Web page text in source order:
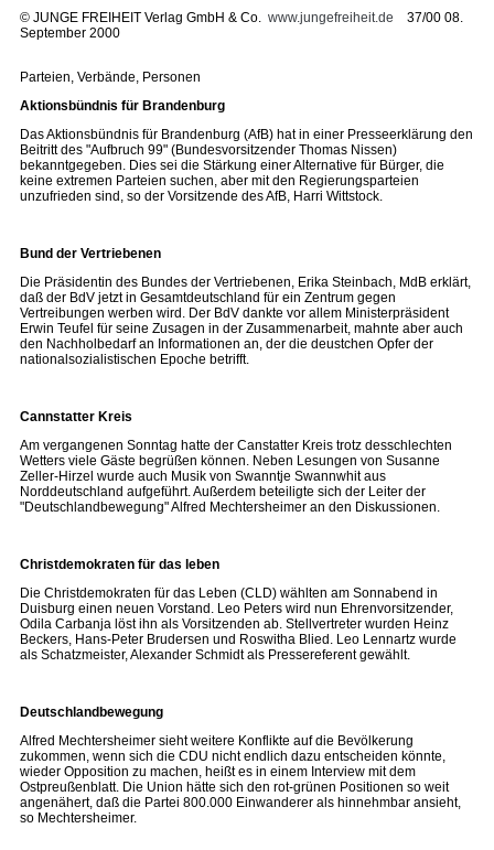
© JUNGE FREIHEIT Verlag GmbH & Co. www.jungefreiheit.de 37/00 08.
September 2000
Parteien, Verbände, Personen
Aktionsbündnis für Brandenburg
Das Aktionsbündnis für Brandenburg (AfB) hat in einer Presseerklärung den
Beitritt des "Aufbruch 99" (Bundesvorsitzender Thomas Nissen)
bekanntgegeben. Dies sei die Stärkung einer Alternative für Bürger, die
keine extremen Parteien suchen, aber mit den Regierungsparteien
unzufrieden sind, so der Vorsitzende des AfB, Harri Wittstock.
Bund der Vertriebenen
Die Präsidentin des Bundes der Vertriebenen, Erika Steinbach, MdB erklärt,
daß der BdV jetzt in Gesamtdeutschland für ein Zentrum gegen
Vertreibungen werben wird. Der BdV dankte vor allem Ministerpräsident
Erwin Teufel für seine Zusagen in der Zusammenarbeit, mahnte aber auch
den Nachholbedarf an Informationen an, der die deustchen Opfer der
nationalsozialistischen Epoche betrifft.
Cannstatter Kreis
Am vergangenen Sonntag hatte der Canstatter Kreis trotz desschlechten
Wetters viele Gäste begrüßen können. Neben Lesungen von Susanne
Zeller-Hirzel wurde auch Musik von Swanntje Swannwhit aus
Norddeutschland aufgeführt. Außerdem beteiligte sich der Leiter der
"Deutschlandbewegung" Alfred Mechtersheimer an den Diskussionen.
Christdemokraten für das leben
Die Christdemokraten für das Leben (CLD) wählten am Sonnabend in
Duisburg einen neuen Vorstand. Leo Peters wird nun Ehrenvorsitzender,
Odila Carbanja löst ihn als Vorsitzenden ab. Stellvertreter wurden Heinz
Beckers, Hans-Peter Brudersen und Roswitha Blied. Leo Lennartz wurde
als Schatzmeister, Alexander Schmidt als Pressereferent gewählt.
Deutschlandbewegung
Alfred Mechtersheimer sieht weitere Konflikte auf die Bevölkerung
zukommen, wenn sich die CDU nicht endlich dazu entscheiden könnte,
wieder Opposition zu machen, heißt es in einem Interview mit dem
Ostpreußenblatt. Die Union hätte sich den rot-grünen Positionen so weit
angenähert, daß die Partei 800.000 Einwanderer als hinnehmbar ansieht,
so Mechtersheimer.